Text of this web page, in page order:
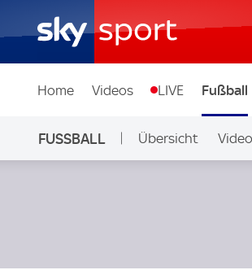
Home Videos LIVE Fußball
FUSSBALL Übersicht